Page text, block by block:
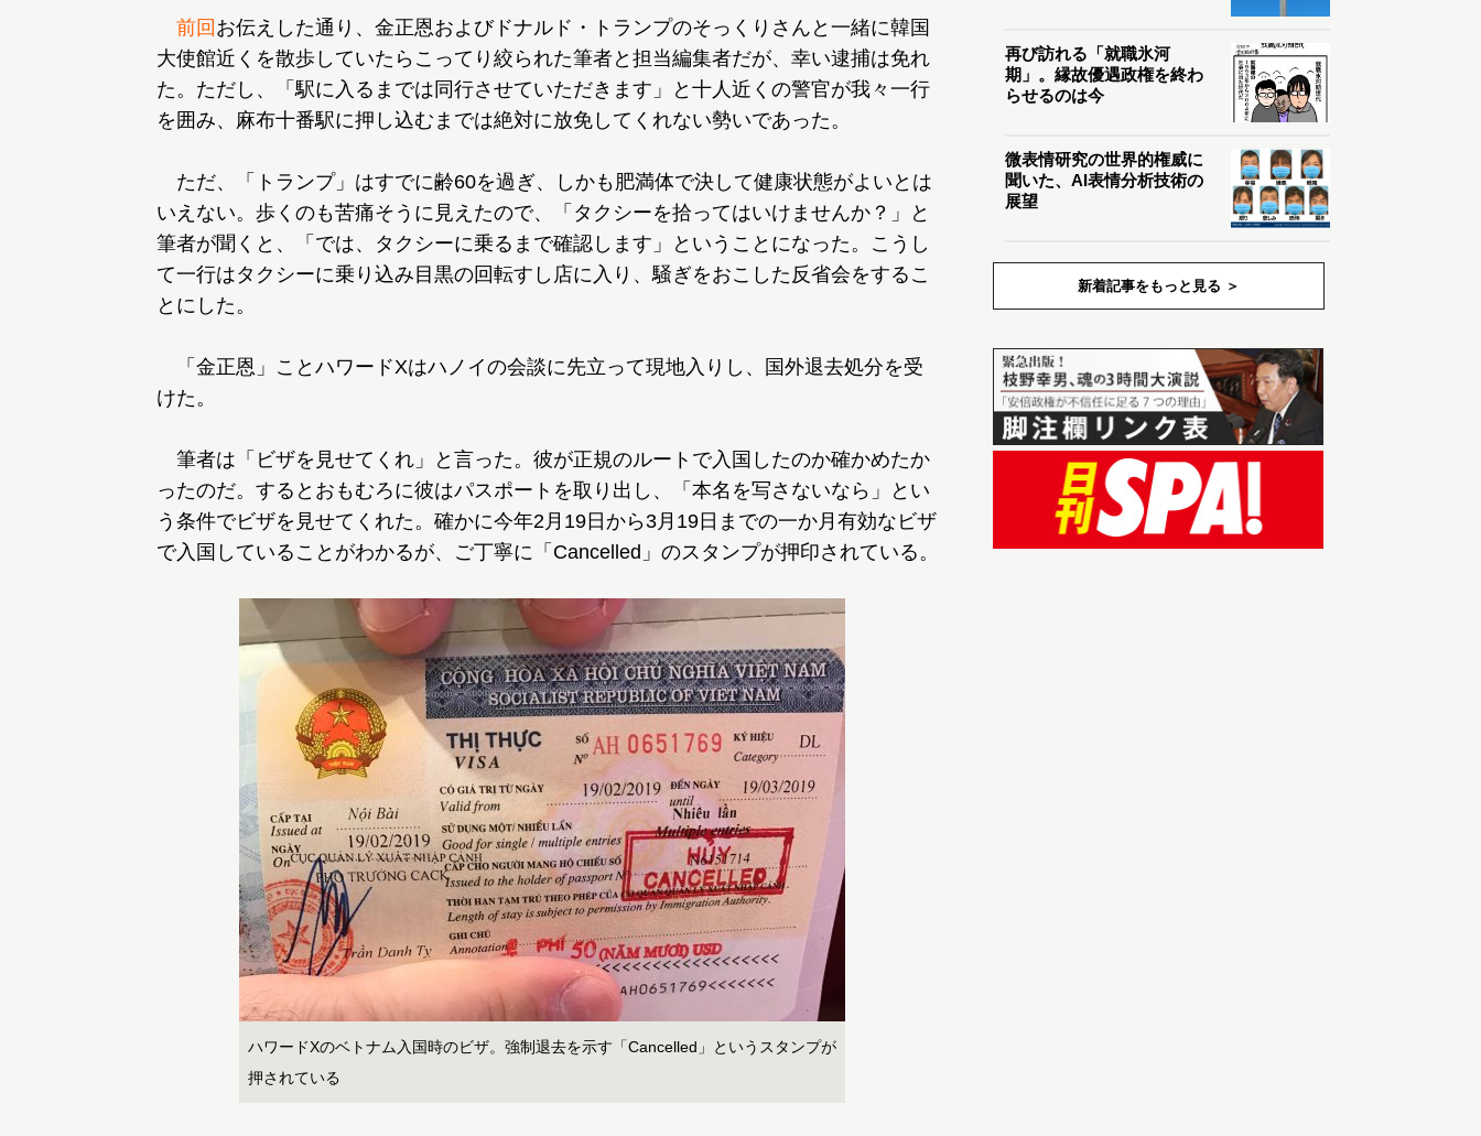
前回 お伝えした通り、金正恩およびドナルド・トランプのそっくりさんと一緒に韓国
大使館近くを散歩していたらこってり絞られた筆者と担当編集者だが、幸い逮捕は免れ
た。ただし、「駅に入るまでは同行させていただきます」と十人近くの警官が我々一行
を囲み、麻布十番駅に押し込むまでは絶対に放免してくれない勢いであった。
ただ、「トランプ」はすでに齢60を過ぎ、しかも肥満体で決して健康状態がよいとは
いえない。歩くのも苦痛そうに見えたので、「タクシーを拾ってはいけませんか？」と
筆者が聞くと、「では、タクシーに乗るまで確認します」ということになった。こうし
て一行はタクシーに乗り込み目黒の回転すし店に入り、騒ぎをおこした反省会をするこ
とにした。
「金正恩」ことハワードXはハノイの会談に先立って現地入りし、国外退去処分を受
けた。
筆者は「ビザを見せてくれ」と言った。彼が正規のルートで入国したのか確かめたか
ったのだ。するとおもむろに彼はパスポートを取り出し、「本名を写さないなら」とい
う条件でビザを見せてくれた。確かに今年2月19日から3月19日までの一か月有効なビザ
で入国していることがわかるが、ご丁寧に「Cancelled」のスタンプが押印されている。
ハワードXのベトナム入国時のビザ。強制退去を示す「Cancelled」というスタンプが
押されている
再び訪れる「就職氷河
期」。縁故優遇政権を終わ
らせるのは今
微表情研究の世界的権威に
聞いた、AI表情分析技術の
展望
新着記事をもっと見る